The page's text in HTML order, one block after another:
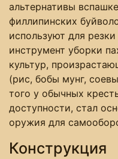
альтернативы
филлипинских
используют для
инструмент уборки
культур,
(рис, бобы мунг,
того у обычных
доступности, стал
оружия для
Конструкция